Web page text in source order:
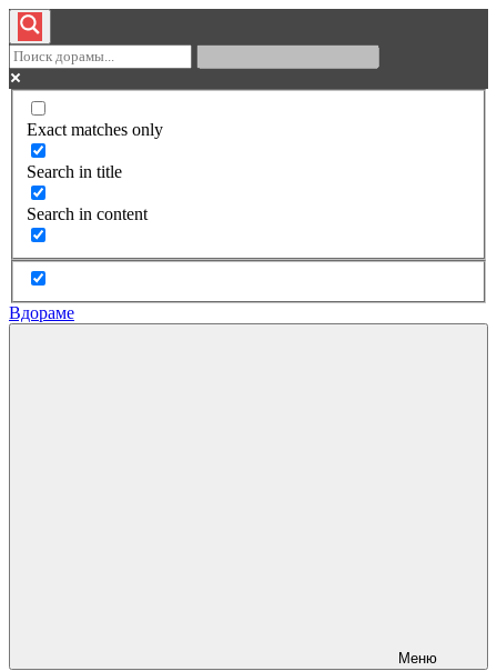
Exact matches only
Search in title
Search in content
Вдораме
Меню